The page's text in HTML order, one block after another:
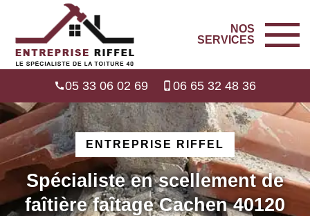
NOS
SERVICES
05 33 06 02 69 06 65 32 48 36
ENTREPRISE RIFFEL
Spécialiste en scellement de
faîtière faîtage Cachen 40120